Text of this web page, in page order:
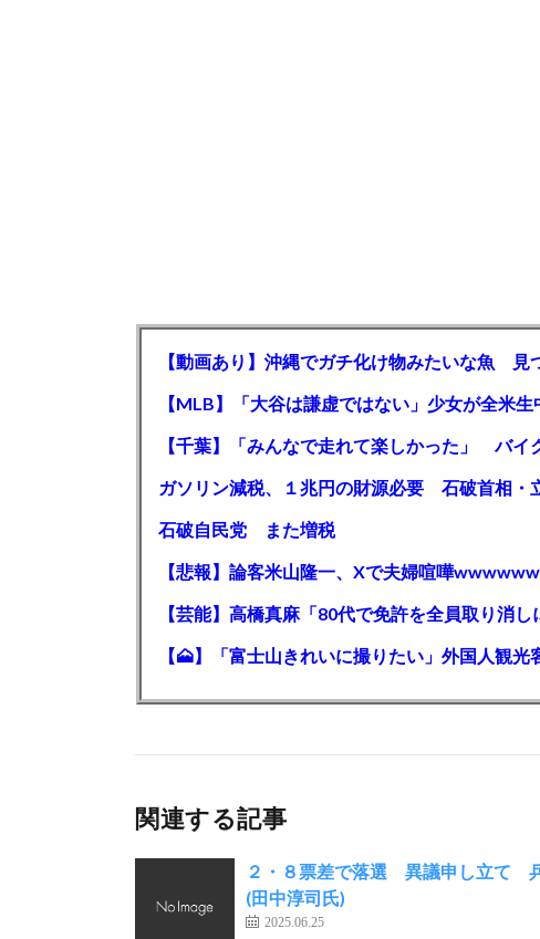
【動画あり】沖縄でガチ化け物みたいな魚 見
石破自民党 また増税
【悲報】論客米山隆一、Xで夫婦喧嘩
関連する記事
２・８票差で落選 異議申し立て
(田中淳司氏)
2025.06.25